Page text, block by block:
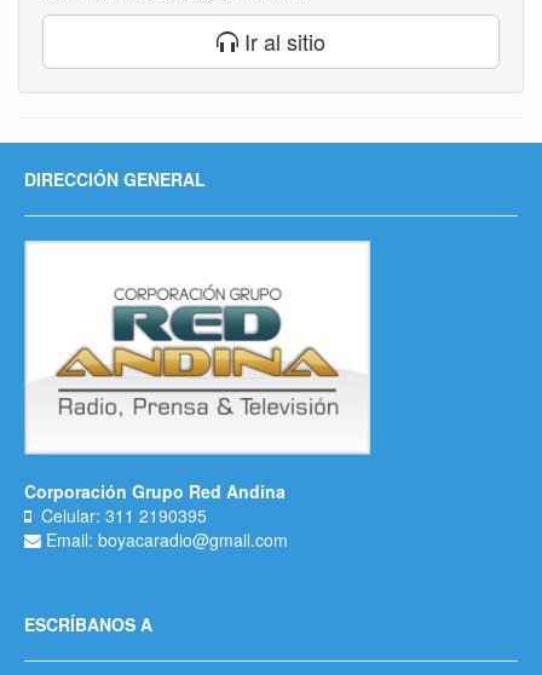
Ir al sitio
DIRECCIÓN GENERAL
Corporación Grupo Red Andina
Celular: 311 2190395
Email: boyacaradio@gmail.com
ESCRÍBANOS A